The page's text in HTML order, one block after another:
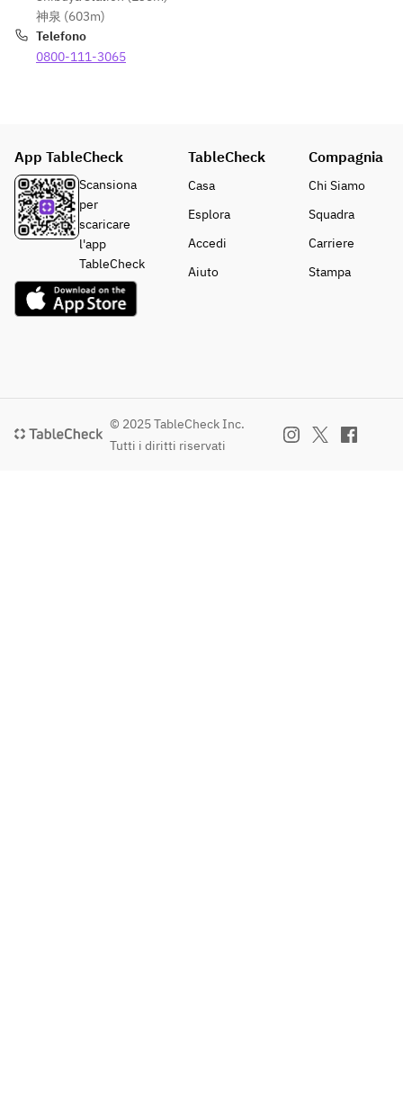
神泉 (603m)
Telefono
0800-111-3065
App TableCheck
Scansiona
per
scaricare
l'app
TableCheck
TableCheck
Casa
Esplora
Accedi
Aiuto
Compagnia
Chi Siamo
Squadra
Carriere
Stampa
© 2025 TableCheck Inc.
Tutti i diritti riservati